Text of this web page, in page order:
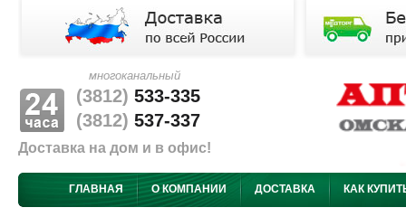
многоканальный
(3812) 533-335
(3812) 537-337
Доставка на дом и в офис!
ГЛАВНАЯ О КОМПАНИИ ДОСТАВКА КАК